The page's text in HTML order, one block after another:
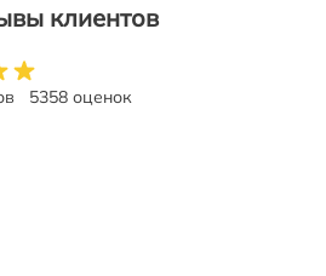
клиентов
5358 оценок